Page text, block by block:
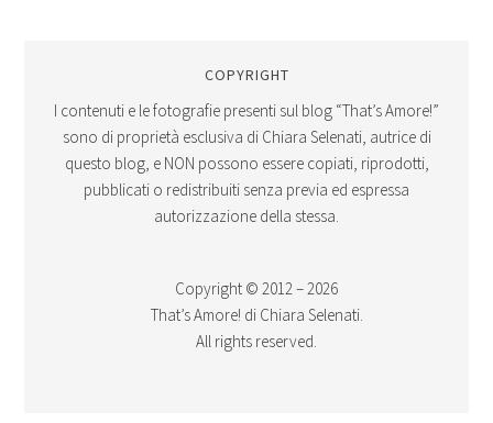
COPYRIGHT
I contenuti e le fotografie presenti sul blog “That’s Amore!”
sono di proprietà esclusiva di Chiara Selenati, autrice di
questo blog, e NON possono essere copiati, riprodotti,
pubblicati o redistribuiti senza previa ed espressa
autorizzazione della stessa.
Copyright © 2012 – 2026
That’s Amore! di Chiara Selenati.
All rights reserved.